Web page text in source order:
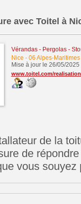
avec Toitel à
Vérandas - Pergolas -
Nice - 06 Alpes-Maritimes
Mise à jour le 26/05/2025
www.toitel.com/
de la
de
vous